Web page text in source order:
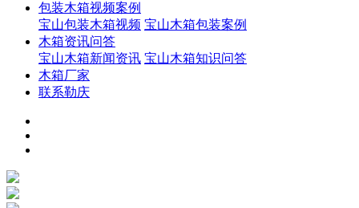
包装木箱视频案例
宝山包装木箱视频 宝山木箱包装案例
木箱资讯问答
宝山木箱新闻资讯 宝山木箱知识问答
木箱厂家
联系勒庆